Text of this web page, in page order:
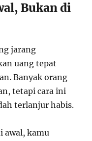
Bukan di
jarang
uang tepat
Banyak orang
tetapi cara ini
terlanjur habis.
awal, kamu